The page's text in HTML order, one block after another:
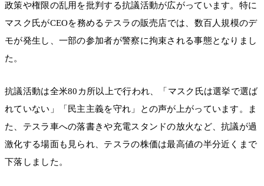
政策や権限の乱用を批判する抗議活動が広がっています。特に
マスク氏がCEOを務めるテスラの販売店では、数百人規模のデ
モが発生し、一部の参加者が警察に拘束される事態となりまし
た。
抗議活動は全米80カ所以上で行われ、「マスク氏は選挙で選ば
れていない」「民主主義を守れ」との声が上がっています。ま
た、テスラ車への落書きや充電スタンドの放火など、抗議が過
激化する場面も見られ、テスラの株価は最高値の半分近くまで
下落しました。